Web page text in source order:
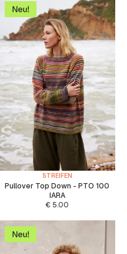
STREIFEN
Pullover Top Down - PTO 100
IARA
€ 5.00